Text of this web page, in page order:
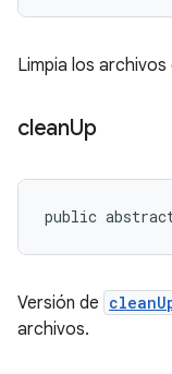
Limpia los
cleanUp
public
Versión de
archivos.